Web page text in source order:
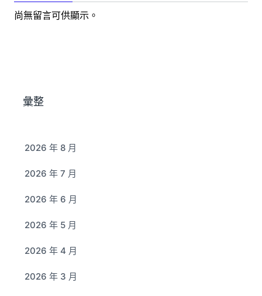
尚無留言可供顯示。
彙整
2026 年 8 月
2026 年 7 月
2026 年 6 月
2026 年 5 月
2026 年 4 月
2026 年 3 月